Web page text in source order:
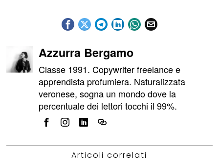
Azzurra Bergamo
Classe 1991. Copywriter freelance e
apprendista profumiera. Naturalizzata
veronese, sogna un mondo dove la
percentuale dei lettori tocchi il 99%.
Articoli correlati